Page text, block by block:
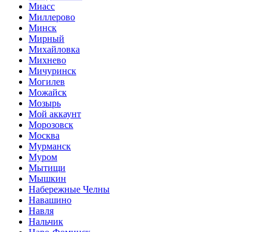
Миасс
Миллерово
Минск
Мирный
Михайловка
Михнево
Мичуринск
Могилев
Можайск
Мозырь
Мой аккаунт
Морозовск
Москва
Мурманск
Муром
Мытищи
Мышкин
Набережные Челны
Навашино
Навля
Нальчик